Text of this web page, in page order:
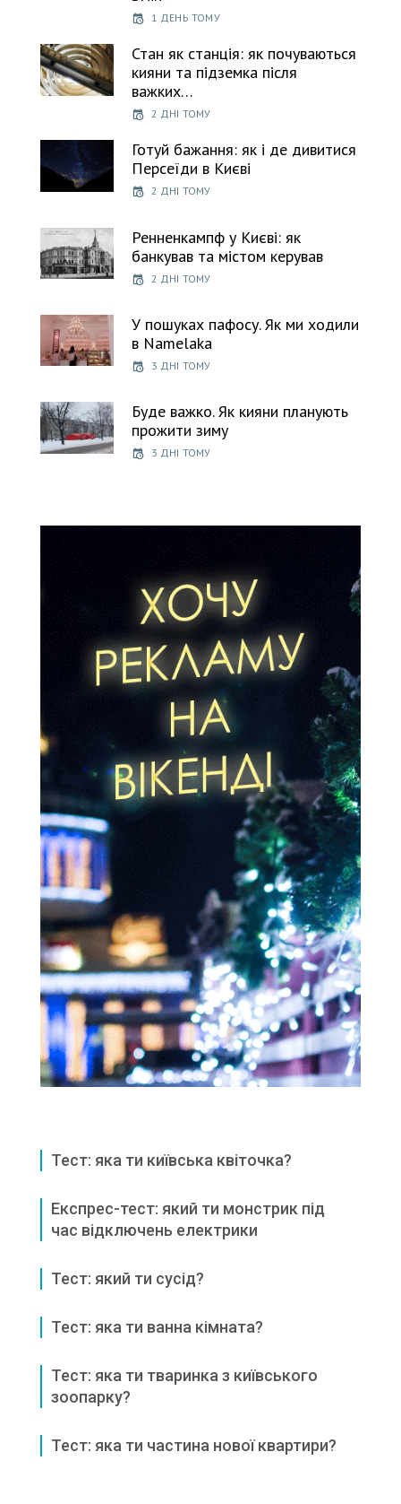
1 ДЕНЬ ТОМУ
Стан як станція: як почуваються
кияни та підземка після
важких…
2 ДНІ ТОМУ
Готуй бажання: як і де дивитися
Персеїди в Києві
2 ДНІ ТОМУ
Ренненкампф у Києві: як
банкував та містом керував
2 ДНІ ТОМУ
У пошуках пафосу. Як ми ходили
в Namelaka
3 ДНІ ТОМУ
Буде важко. Як кияни планують
прожити зиму
3 ДНІ ТОМУ
Тест: яка ти київська квіточка?
Експрес-тест: який ти монстрик під
час відключень електрики
Тест: який ти сусід?
Тест: яка ти ванна кімната?
Тест: яка ти тваринка з київського
зоопарку?
Тест: яка ти частина нової квартири?